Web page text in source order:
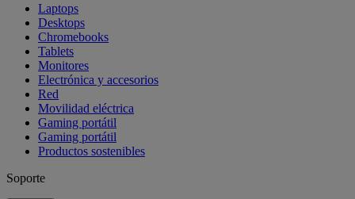
Laptops
Desktops
Chromebooks
Tablets
Monitores
Electrónica y accesorios
Red
Movilidad eléctrica
Gaming portátil
Gaming portátil
Productos sostenibles
Soporte